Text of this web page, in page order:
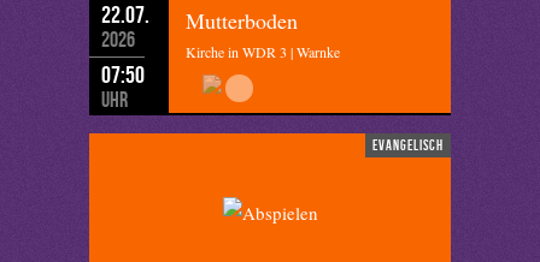
22.07.
2026
07:50
Uhr
Mutterboden
Kirche in WDR 3 | Warnke
evangelisch